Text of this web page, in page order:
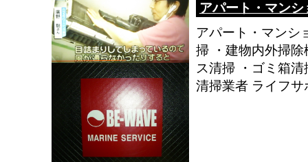
アパート・マン
アパート・マンシ
掃 ・建物内外掃
ス清掃 ・ゴミ箱
清掃業者 ライフ